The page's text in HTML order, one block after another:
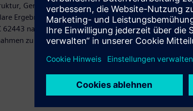
Geräte und Einstellungen und hebt
Ergebnisse und Berichte helfen Ihnen,
nachzuweisen, das Sicherheitsniveau zu
zu ergreifen — schnell und effizient.